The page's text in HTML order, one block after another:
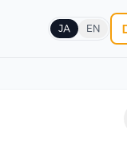
JA EN